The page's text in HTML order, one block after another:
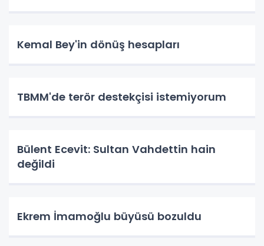
Kemal Bey'in dönüş hesapları
TBMM'de terör destekçisi istemiyorum
Bülent Ecevit: Sultan Vahdettin hain
değildi
Ekrem İmamoğlu büyüsü bozuldu